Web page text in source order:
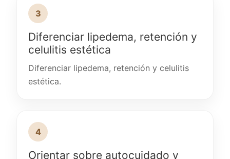
3
Diferenciar lipedema, retención y
celulitis estética
Diferenciar lipedema, retención y celulitis
estética.
4
Orientar sobre autocuidado y